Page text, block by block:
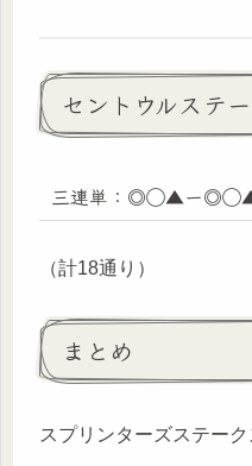
セントウルステ
三連単：◎◯▲ー
（計18通り）
まとめ
スプリンターズステー